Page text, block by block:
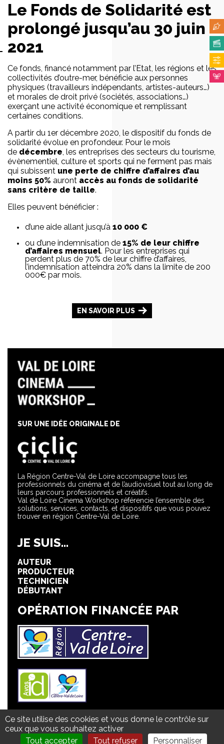
Le Fonds de Solidarité est
prolongé jusqu’au 30 juin
2021
Ce fonds, financé notamment par l’Etat, les régions et les
collectivités d’outre-mer, bénéficie aux personnes
physiques (travailleurs indépendants, artistes-auteurs…)
et morales de droit privé (sociétés, associations…)
exerçant une activité économique et remplissant
certaines conditions.
A partir du 1er décembre 2020, le dispositif du fonds de
solidarité évolue en profondeur. Pour le mois
de décembre, les entreprises des secteurs du tourisme,
évènementiel, culture et sports qui ne ferment pas mais
qui subissent une perte de chiffre d’affaires d’au
moins 50% auront accès au fonds de solidarité
sans critère de taille.
Elles peuvent bénéficier :
d’une aide allant jusqu’à 10 000 €
ou d’une indemnisation de 15% de leur chiffre
d’affaires mensuel. Pour les entreprises qui
perdent plus de 70% de leur chiffre d’affaires,
l’indemnisation atteindra 20% dans la limite de 200
000€ par mois.
EN SAVOIR PLUS
La Région Centre-Val de Loire accompagne tous les
professionnels du cinéma et de l’audiovisuel tout au long de
leurs parcours professionnels et créatifs.
Val de Loire Cinema Workshop référencie l’ensemble des
solutions, services, contacts, et dispositifs que vous pouvez
trouver en région Centre-Val de Loire.
SUR UNE IDÉE ORIGINALE DE
JE SUIS...
AUTEUR
PRODUCTEUR
TECHNICIEN
DÉBUTANT
OPÉRATION FINANCÉE PAR
Mentions légales
Politique de confidentialité
Plan du site
Ce site utilise des cookies et vous donne le contrôle sur
ceux que vous souhaitez activer
Tout accepter
Tout refuser Personnaliser